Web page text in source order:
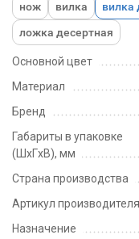
Основной цвет
Материал
Бренд
Габариты в упаковке
(ШxГxВ), мм
Страна производства
Артикул производителя
Назначение
нож вилка вилка
ложка десертная